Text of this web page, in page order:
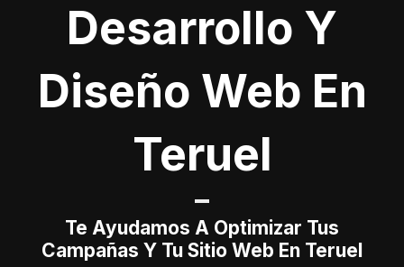
Desarrollo Y
Diseño Web En
Teruel
Te Ayudamos A Optimizar Tus
Campañas Y Tu Sitio Web En Teruel